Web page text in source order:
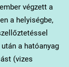
végzett a
a helyiségbe,
a hatóanyag
(vizes